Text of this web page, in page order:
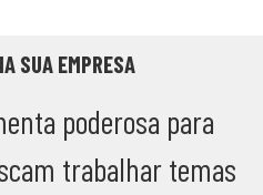
SUA EMPRESA
poderosa para
trabalhar temas